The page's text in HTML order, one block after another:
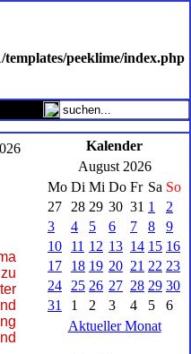
peeklime/index.php
Kalender
August 2026
Mo Di Mi Do Fr Sa So
27
28 29 30 31 1
2
3
4 5 6 7 8
9
10
11 12 13 14 15 16
17
18 19 20 21 22 23
24
25 26 27 28 29 30
31
1 2 3 4 5
6
Aktueller Monat